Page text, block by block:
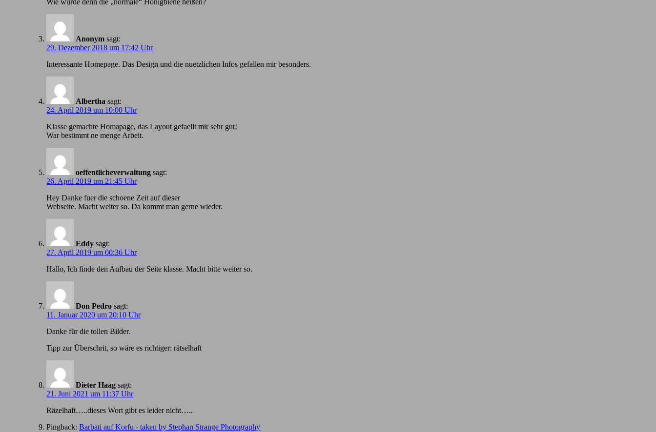
Anonym sagt:
29. Dezember 2018 um 17:42 Uhr
Іnteressante Homepage. Das Design und die nuetzlichen Infos gefallen mir besonders.
Albertha sagt:
24. April 2019 um 10:00 Uhr
Klasse gemachte Homapage, das Layout gefaellt mir sehr gut!
War bestimmt ne menge Arbeit.
oeffentlicheverwaltung sagt:
26. April 2019 um 21:45 Uhr
Hey Danke fuer die schoene Zeit auf dieser
Webseite. Macht weiter so. Da kommt man gerne wieder.
Eddy sagt:
27. April 2019 um 00:36 Uhr
Hallo, Ich finde den Aufbau der Seite klasse. Macht bitte weiter so.
Don Pedro sagt:
11. Januar 2020 um 20:10 Uhr
Danke für die tollen Bilder.
Tipp zur Überschrit, so wäre es richtiger: rätselhaft
Dieter Haag sagt:
21. Juni 2021 um 11:37 Uhr
Räzelhaft…..dieses Wort gibt es leider nicht…..
Pingback:Barbati auf Korfu - taken by Stephan Strange Photography